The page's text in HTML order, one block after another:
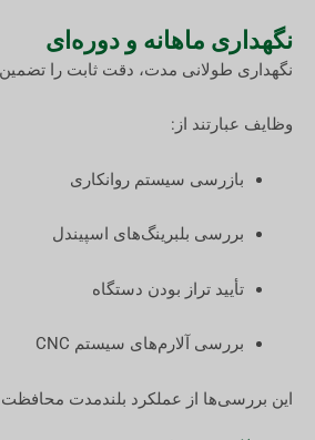
نگهداری ماهانه و دوره‌ای
نگهداری طولانی مدت، دقت ثابت را
وظایف عبارتند از:
بازرسی سیستم روانکاری
بررسی بلبرینگ‌های اسپیندل
تأیید تراز بودن دستگاه
بررسی آلارم‌های سیستم CNC
این بررسی‌ها از عملکرد بلندمدت